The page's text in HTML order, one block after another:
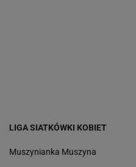
LIGA SIATKÓWKI KOBIET
Muszynianka Muszyna